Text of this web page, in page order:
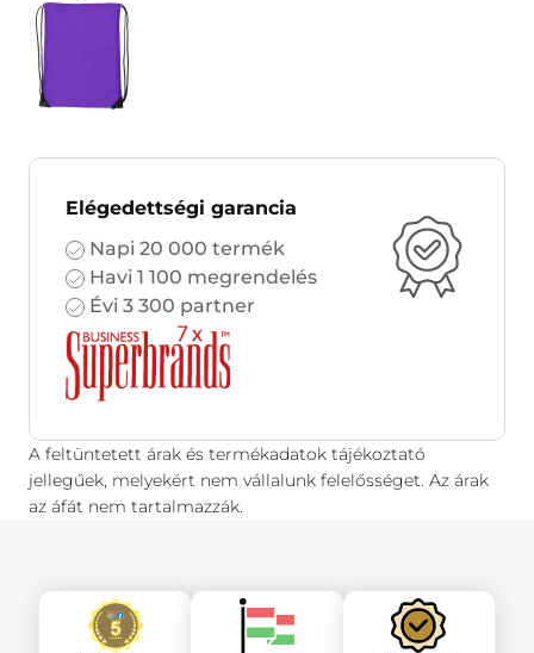
Elégedettségi garancia
Napi 20 000 termék
Havi 1 100 megrendelés
Évi 3 300 partner
A feltüntetett árak és termékadatok tájékoztató
jellegűek, melyekért nem vállalunk felelősséget. Az árak
az áfát nem tartalmazzák.